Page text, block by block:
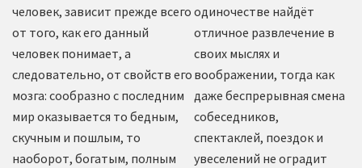
человек, зависит прежде всего
от того, как его данный
человек понимает, а
следовательно, от свойств его
мозга: сообразно с последним
мир оказывается то бедным,
скучным и пошлым, то
наоборот, богатым, полным
одиночестве найдёт
отличное развлечение в
своих мыслях и
воображении, тогда как
даже беспрерывная смена
собеседников,
спектаклей, поездок и
увеселений не оградит